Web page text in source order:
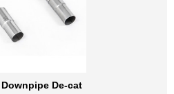
De-cat